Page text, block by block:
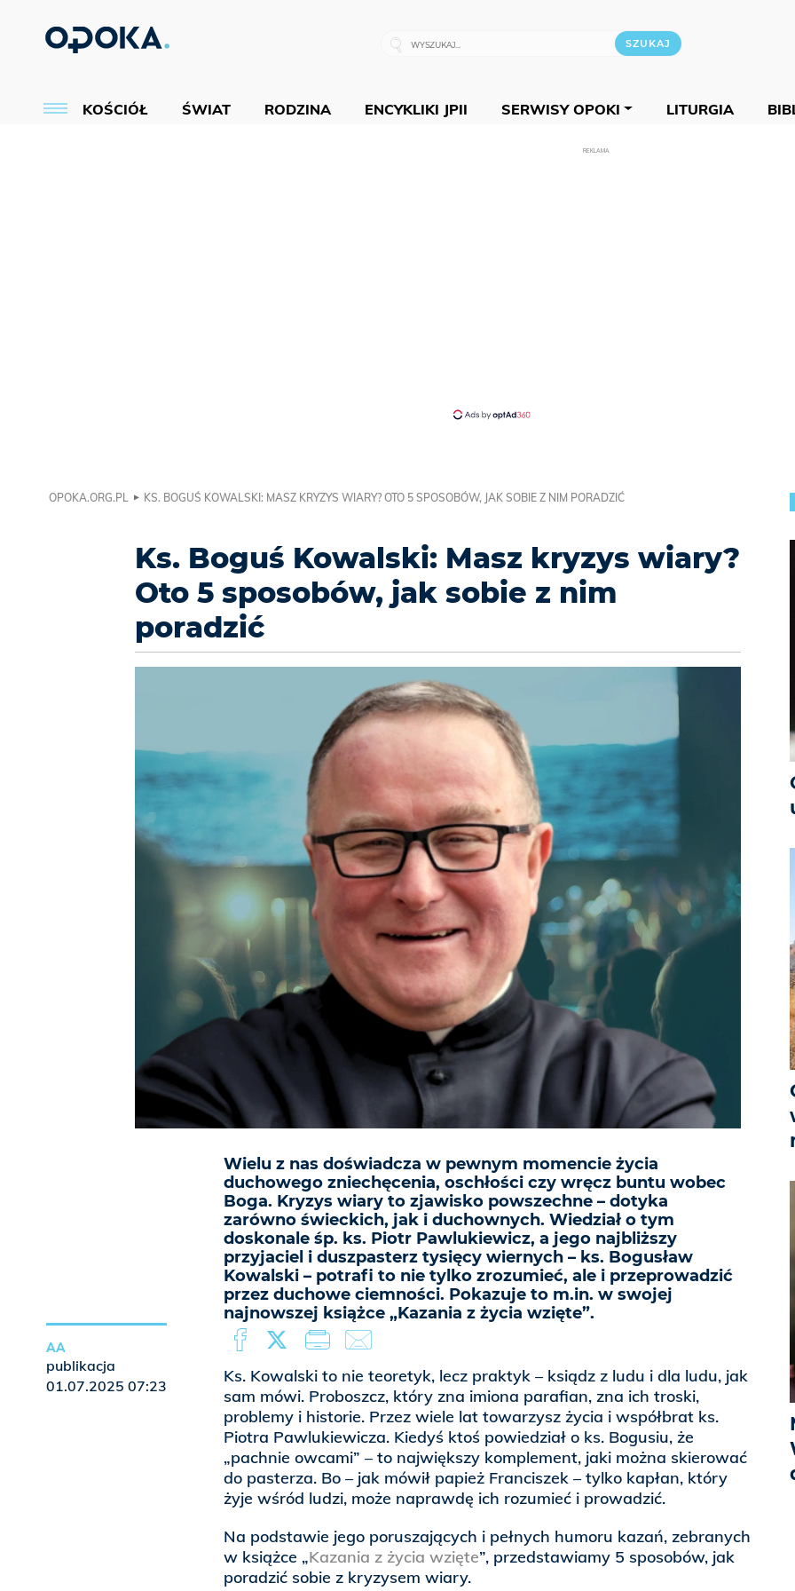
KOŚCIÓŁ ŚWIAT RODZINA ENCYKLIKI JPII SERWISY OPOKI LITURGIA
REKLAMA
OPOKA.ORG.PL KS. BOGUŚ KOWALSKI: MASZ KRYZYS WIARY? OTO 5 SPOSOBÓW, JAK SOBIE Z NIM PORADZIĆ
Ks. Boguś Kowalski: Masz kryzys wiary?
Oto 5 sposobów, jak sobie z nim
poradzić
Wielu z nas doświadcza w pewnym momencie życia
duchowego zniechęcenia, oschłości czy wręcz buntu wobec
Boga. Kryzys wiary to zjawisko powszechne – dotyka
zarówno świeckich, jak i duchownych. Wiedział o tym
doskonale śp. ks. Piotr Pawlukiewicz, a jego najbliższy
przyjaciel i duszpasterz tysięcy wiernych – ks. Bogusław
Kowalski – potrafi to nie tylko zrozumieć, ale i przeprowadzić
przez duchowe ciemności. Pokazuje to m.in. w swojej
najnowszej książce „Kazania z życia wzięte”.
Ks. Kowalski to nie teoretyk, lecz praktyk – ksiądz z ludu i dla ludu, jak
sam mówi. Proboszcz, który zna imiona parafian, zna ich troski,
problemy i historie. Przez wiele lat towarzysz życia i współbrat ks.
Piotra Pawlukiewicza. Kiedyś ktoś powiedział o ks. Bogusiu, że
„pachnie owcami” – to największy komplement, jaki można skierować
do pasterza. Bo – jak mówił papież Franciszek – tylko kapłan, który
żyje wśród ludzi, może naprawdę ich rozumieć i prowadzić.
Na podstawie jego poruszających i pełnych humoru kazań, zebranych
w książce „Kazania z życia wzięte”, przedstawiamy 5 sposobów, jak
poradzić sobie z kryzysem wiary.
AA
publikacja
01.07.2025 07:23